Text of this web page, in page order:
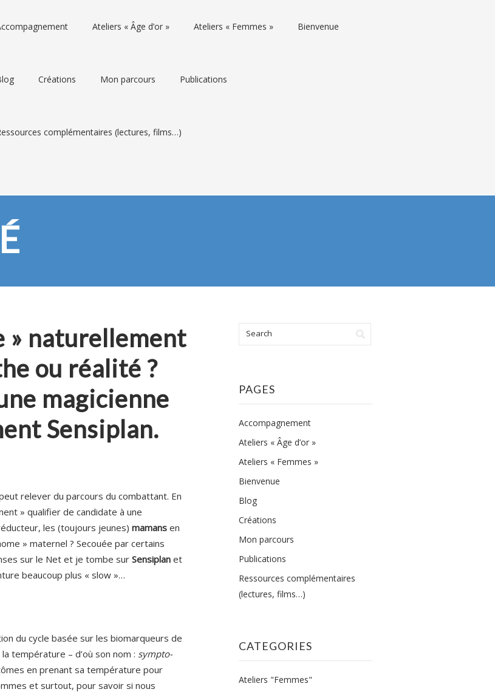
Ateliers « Âge d’or » Ateliers « Femmes » Bienvenue
Créations Mon parcours Publications
complémentaires (lectures, films…)
» naturellement
ou réalité ?
magicienne
Sensiplan.
relever du parcours du combattant. En
» qualifier de candidate à une
les (toujours jeunes) mamans en
» maternel ? Secouée par certains
sur le Net et je tombe sur Sensiplan et
beaucoup plus « slow »…
du cycle basée sur les biomarqueurs de
température – d’où son nom : sympto-
en prenant sa température pour
et surtout, pour savoir si nous
PAGES
Accompagnement
Ateliers « Âge d’or »
Ateliers « Femmes »
Bienvenue
Blog
Créations
Mon parcours
Publications
Ressources complémentaires
(lectures, films…)
CATEGORIES
Ateliers "Femmes"